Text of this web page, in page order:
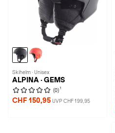
Skihelm · Unisex
ALPINA · GEMS
(0) 1
CHF 150,95 UVP CHF 199,95